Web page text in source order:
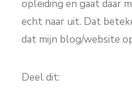
opleiding en gaat daar
echt naar uit. Dat
dat mijn blog/website
Deel dit: